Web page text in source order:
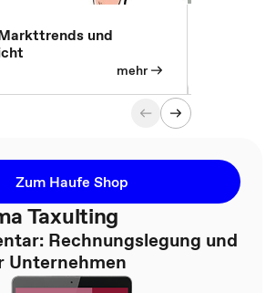
und
mehr
Zum Haufe Shop
Taxulting
Rechnungslegung und
Unternehmen